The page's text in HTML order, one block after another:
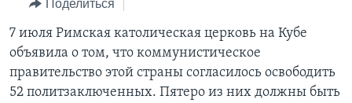
поиск
ПОЧЕМУ ЭТО ВАЖНО?
ДИСКУССИЯ VOA
НЬЮ-ЙОРК NEW YORK
А КАК В АМЕРИКЕ?
АРТЕФАКТЫ
АМЕРИКАНСКИЕ ГОРОДКИ
ТЕСТЫ
ФАКТЫ ПРОТИВ ФЕЙКОВ
ЗА СВОБОДУ ПРЕССЫ
УЧИМ АНГЛИЙСКИЙ
ВИДЕО
Поделиться
7 июля Римская католическая церковь на Кубе
объявила о том, что коммунистическое
правительство этой страны согласилось освободить
52 политзаключенных. Пятеро из них должны быть